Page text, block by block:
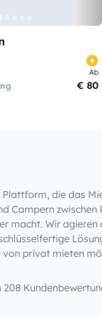
Ab
€ 80
Plattform, die das
Campern zwischen
macht. Wir
privat mieten